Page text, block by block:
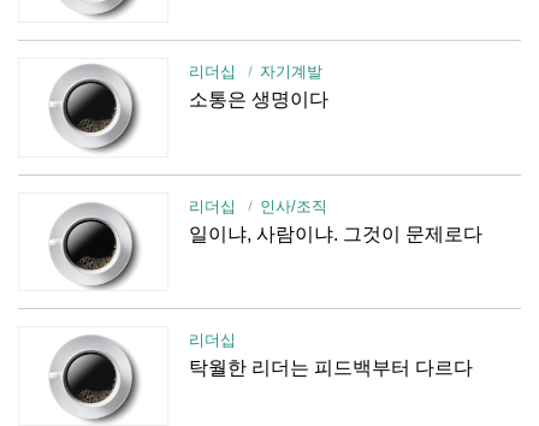
리더십 자기계발
소통은 생명이다
리더십 인사/조직
일이냐, 사람이냐. 그것이 문제로다
리더십
탁월한 리더는 피드백부터 다르다